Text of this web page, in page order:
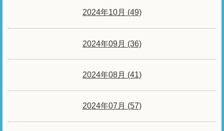
2024年10月 (49)
2024年09月 (36)
2024年08月 (41)
2024年07月 (57)